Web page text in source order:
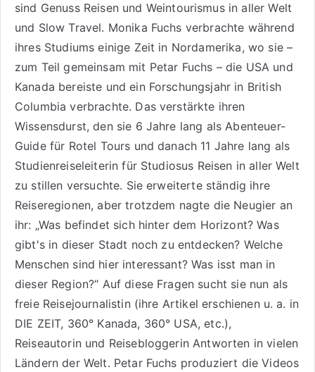
sind Genuss Reisenund Weintourismusin aller Welt
und Slow Travel. Monika Fuchs verbrachte während
ihres Studiums einige Zeit in Nordamerika, wo sie –
zum Teil gemeinsam mit Petar Fuchs – die USA und
Kanada bereiste und ein Forschungsjahr in British
Columbia verbrachte. Das verstärkte ihren
Wissensdurst, den sie 6 Jahre lang alsAbenteuer-
Guide für Rotel Tours und danach 11 Jahre lang als
Studienreiseleiterin für Studiosus Reisen in aller Welt
zu stillen versuchte. Sie erweiterte ständig ihre
Reiseregionen, aber trotzdem nagte die Neugier an
ihr: „Was befindet sich hinter dem Horizont? Was
gibt's in dieser Stadt noch zu entdecken? Welche
Menschen sind hier interessant? Was isst man in
dieser Region?“ Auf diese Fragen sucht sie nun als
freie Reisejournalistin (ihre Artikel erschienen u. a. in
DIE ZEIT, 360° Kanada, 360° USA, etc.),
Reiseautorinund Reisebloggerin Antworten in vielen
Ländern der Welt. Petar Fuchs produziert die Videos